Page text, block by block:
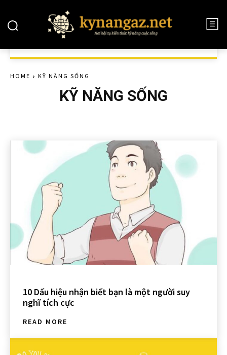
HOME KỸ NĂNG SỐNG
KỸ NĂNG SỐNG
10 Dấu hiệu nhận biết bạn là một người suy
nghĩ tích cực
READ MORE